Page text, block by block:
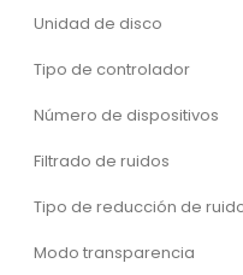
Unidad de disco
Tipo de controlador
Número de dispositivos
Filtrado de ruidos
Tipo de reducción de
Modo transparencia